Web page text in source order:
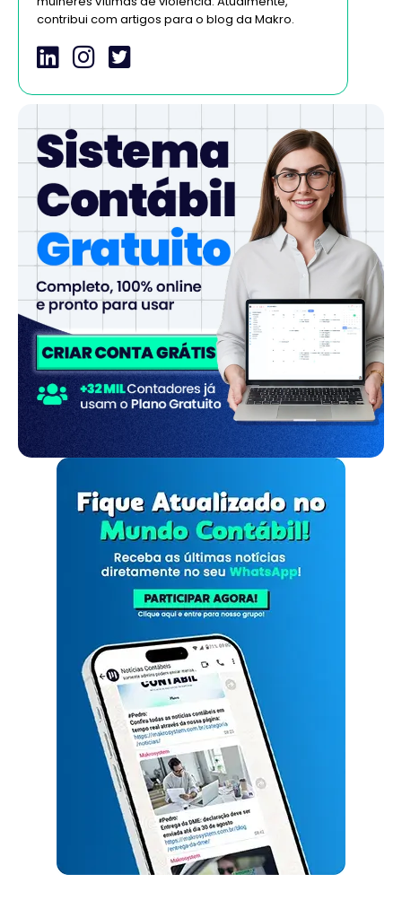
contribui com artigos para o blog da Makro.